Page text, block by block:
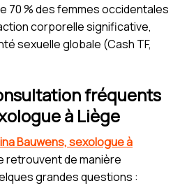
70 % des femmes occidentales
corporelle significative,
sexuelle globale (Cash TF,
fréquents
à Liège
Bauwens, sexologue à
retrouvent de manière
grandes questions :